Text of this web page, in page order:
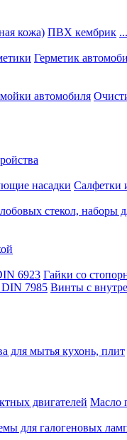
кожа) ПВХ кембрик
Герметик
автомобиля
насадки Салфетки
стекол, наборы
6923 Гайки со
DIN 7985 Винты с
для мытья кухонь, плит
двигателей Масло
для галогеновых